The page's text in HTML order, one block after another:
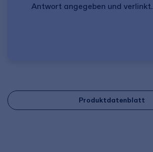
Antwort angegeben und verlinkt.
Produktdatenblatt